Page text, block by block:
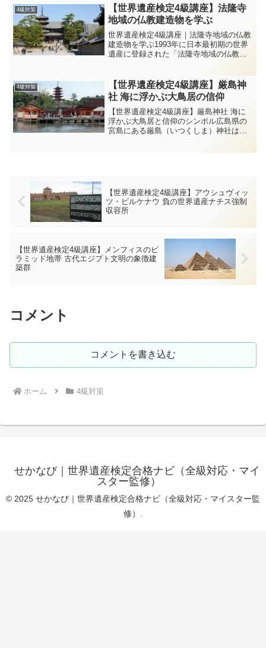
丈夫。この記事では、これだけ押さえれ
ば得点につながる必...
4級対策
【世界遺産検定4級講座】法隆寺
地域の仏教建造物を学ぶ
世界遺産検定4級講座｜法隆寺地域の仏教
建造物を学ぶ1993年に日本最初期の世界
遺産に登録された「法隆寺地域の仏教建
の価値まで、4級で得点につながる要点を
会話形式でやさし...
4級対策
【世界遺産検定4級講座】厳島神
社 海に浮かぶ大鳥居の信仰
【世界遺産検定4級講座】厳島神社 海に
浮かぶ大鳥居と信仰のシンボル広島県の
宮島にある厳島（いつくしま）神社は、
【世界遺産検定4級講座】アウシュヴィッ
ツ・ビルケナウ 負の世界遺産ナチス強制
収容所
【世界遺産検定4級講座】メンフィスのピ
ラミッド地帯 古代エジプト文明の象徴建
築群
コメント
コメントを書き込む
ホーム 4級対策
せかなび｜世界遺産検定合格ナビ（全級対応・マイ
スター監修）
© 2025 せかなび｜世界遺産検定合格ナビ（全級対応・マイスター監
修）.